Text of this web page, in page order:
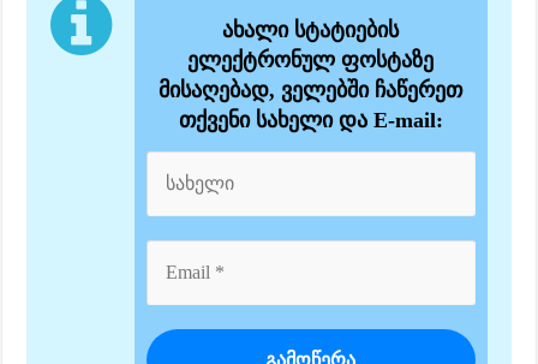
ახალი სტატიების
ელექტრონულ ფოსტაზე
მისაღებად, ველებში ჩაწერეთ
თქვენი სახელი და E-mail: